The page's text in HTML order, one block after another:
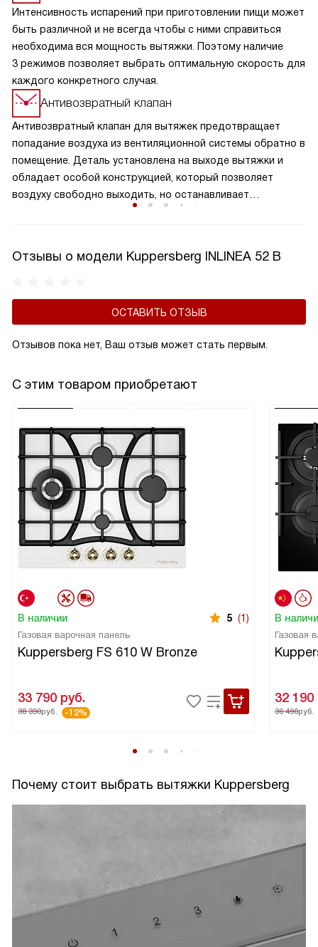
Интенсивность испарений при приготовлении пищи может
быть различной и не всегда чтобы с ними справиться
необходима вся мощность вытяжки. Поэтому наличие
3 режимов позволяет выбрать оптимальную скорость для
каждого конкретного случая.
Антивозвратный клапан
Антивозвратный клапан для вытяжек предотвращает
попадание воздуха из вентиляционной системы обратно в
помещение. Деталь установлена на выходе вытяжки и
обладает особой конструкцией, который позволяет
воздуху свободно выходить, но останавливает
поддерживает чистоту воздуха на вашей кухне. Это
сохранению здорового микроклимата в комнате,
продляет срок службы устройства, а также не дает
Отзывы о модели Kuppersberg INLINEA 52 B
ОСТАВИТЬ ОТЗЫВ
Отзывов пока нет, Ваш отзыв может стать первым.
С этим товаром приобретают
В наличии 5 (1)
Газовая варочная панель
Kuppersberg FS 610 W Bronze
33 790 руб.
38 390руб. -12%
В
Газовая
32 190
36 490руб.
Почему стоит выбрать вытяжки Kuppersberg